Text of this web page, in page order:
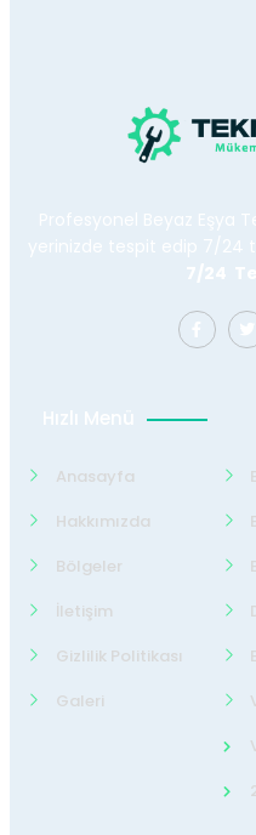
Profesyonel Beyaz Eşya
yerinizde tespit edip 7/24
7/24
Hızlı Menü
Anasayfa
Hakkımızda
Bölgeler
İletişim
Gizlilik Politikası
Galeri